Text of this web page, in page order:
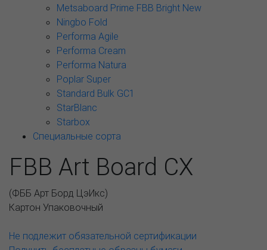
Metsaboard Prime FBB Bright New
Ningbo Fold
Performa Agile
Performa Cream
Performa Natura
Poplar Super
Standard Bulk GC1
StarBlanc
Starbox
Специальные сорта
FBB Art Board CX
(ФББ Арт Борд ЦэИкс)
Картон Упаковочный
Не подлежит обязательной сертификации